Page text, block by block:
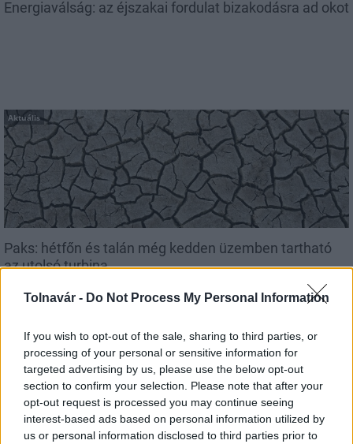
Tolnavár - Do Not Process My Personal Information
If you wish to opt-out of the sale, sharing to third parties, or
processing of your personal or sensitive information for
targeted advertising by us, please use the below opt-out
section to confirm your selection. Please note that after your
opt-out request is processed you may continue seeing
interest-based ads based on personal information utilized by
us or personal information disclosed to third parties prior to
Energiaválság: az éjszakai fordulat bizakodásra ad okot
Aktuális
Paks: hétfőn és talán még kedden üzemben tartható
az utolsó turbina
Aktuális